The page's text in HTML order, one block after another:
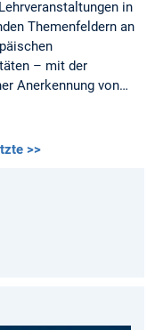
in
Themenfeldern an
– mit der
Anerkennung von…
>>